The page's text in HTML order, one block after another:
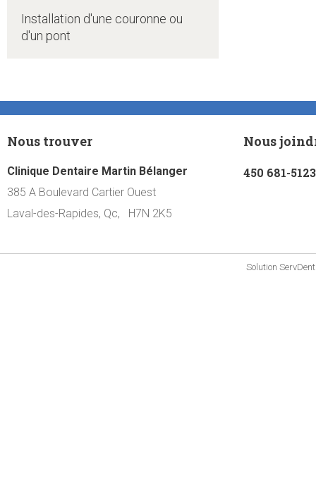
Installation d'une couronne ou
d'un pont
Nous trouver
Clinique Dentaire Martin Bélanger
385 A Boulevard Cartier Ouest
Laval-des-Rapides, Qc, H7N 2K5
Nous
450 681-5123
Solution